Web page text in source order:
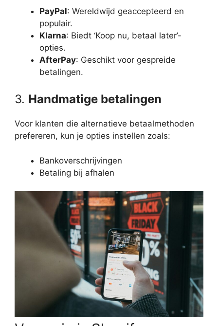
PayPal: Wereldwijd geaccepteerd en
populair.
Klarna: Biedt ‘Koop nu, betaal later’-
opties.
AfterPay: Geschikt voor gespreide
betalingen.
3. Handmatige betalingen
Voor klanten die alternatieve betaalmethoden
prefereren, kun je opties instellen zoals:
Bankoverschrijvingen
Betaling bij afhalen